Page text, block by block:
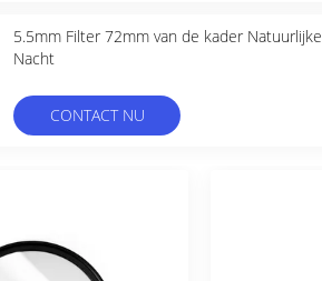
5.5mm Filter 72mm van de kader Natuurlijke
Nacht
CONTACT NU